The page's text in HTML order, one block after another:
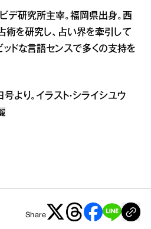
デ研究所主宰。福岡県出身。西
術を研究し、占い界を牽引して
ドな言語センスで多くの支持を
より。イラスト・シライシユウ
Share